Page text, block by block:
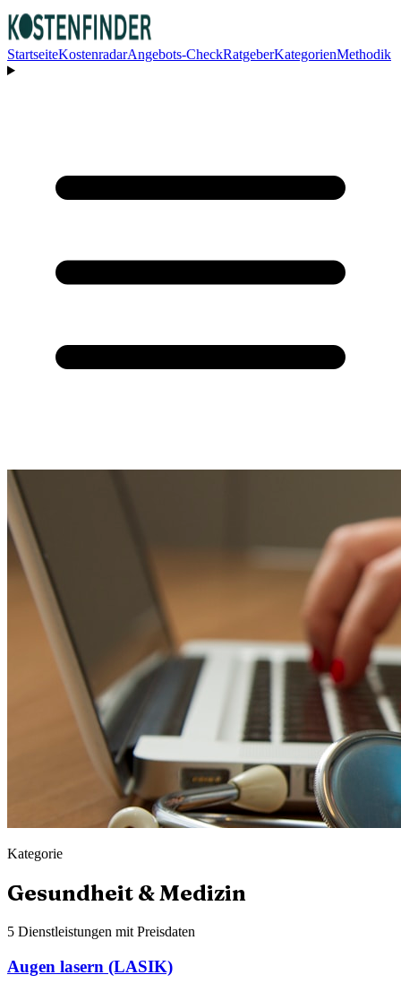
StartseiteKostenradarAngebots-CheckRatgeberKategorienMethodik
Kategorie
Gesundheit & Medizin
5 Dienstleistungen mit Preisdaten
Augen lasern (LASIK)